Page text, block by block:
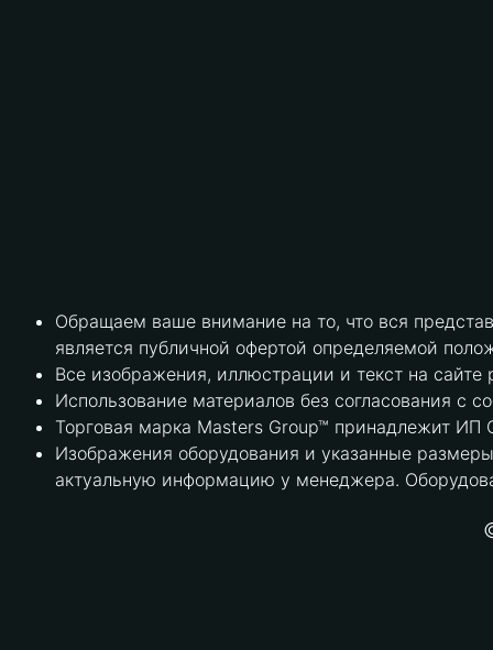
Обращаем ваше внимание на то, что вся
является публичной офертой определяемой
Все изображения, иллюстрации и текст на
Использование материалов без согласования с
Торговая марка Masters Group™ принадлежит ИП
Изображения оборудования и указанные
актуальную информацию у менеджера.